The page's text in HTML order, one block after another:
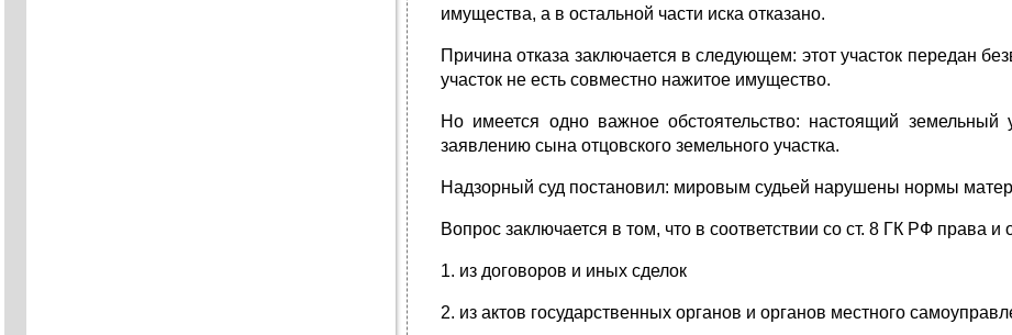
имущества, а в остальной части иска отказано.
Причина отказа заключается в следующем: этот участок передан
участок не есть совместно нажитое имущество.
Но имеется одно важное обстоятельство: настоящий
заявлению сына отцовского земельного участка.
Надзорный суд постановил: мировым судьей нарушены нормы
Вопрос заключается в том, что в соответствии со ст. 8 ГК РФ права и
1. из договоров и иных сделок
2. из актов государственных органов и органов местного